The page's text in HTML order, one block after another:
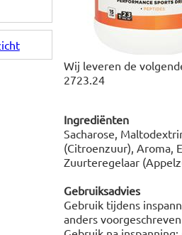
Wij leveren de
2723.24
Ingrediënten
Sacharose,
(Citroenzuur), Aroma,
Zuurteregelaar
Gebruiksadvies
Gebruik tijdens
anders